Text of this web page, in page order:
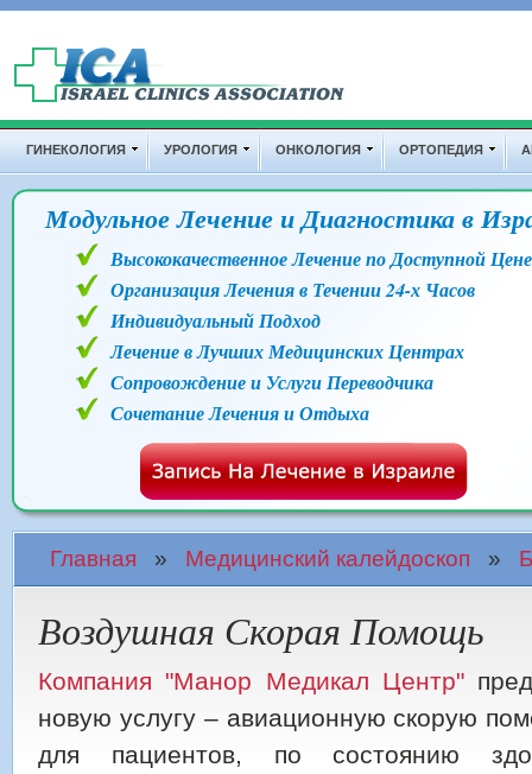
Перейти к основному содержанию
Дополнительные ссылки
ГИНЕКОЛОГИЯ УРОЛОГИЯ ОНКОЛОГИЯ ОРТОПЕДИЯ
Модульное Лечение и Диагностика в
Высококачественное Лечение по Доступной Цене
Организация Лечения в Течении 24-х Часов
Индивидуальный Подход
Лечение в Лучших Медицинских Центрах
Сопровождение и Услуги Переводчика
Сочетание Лечения и Отдыха
Вы здесь
Главная » Медицинский калейдоскоп »
Воздушная Скорая Помощь
Компания "Манор Медикал Центр"
новую услугу – авиационную скорую
для пациентов, по состоянию